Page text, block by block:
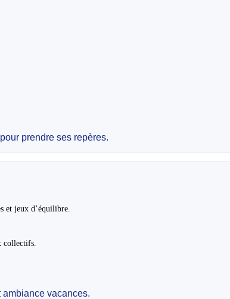
prendre ses repères.
et jeux d’équilibre.
collectifs.
vacances.